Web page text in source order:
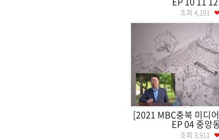
조회 4,191
[2021 MBC충북 미디
EP 04 중앙
조회 3,911